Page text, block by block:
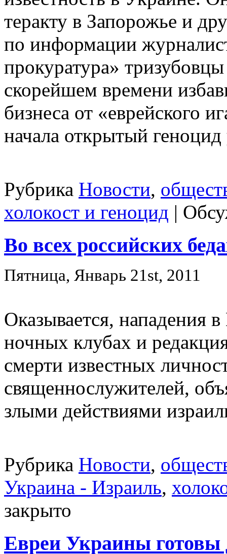
теракту в Запорожье и
по информации
прокуратура»
скорейшем времени
бизнеса от «еврейского
начала открытый геноцид
Рубрика Новости,
холокост и геноцид |
Во всех российских
Пятница, Январь 21st, 2011
Оказывается, нападения
ночных клубах и
смерти известных
священнослужителей,
злыми действиями
Рубрика Новости,
Украина - Израиль,
закрыто
Евреи Украины готовы